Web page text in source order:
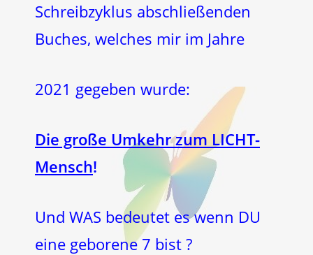
Schreibzyklus abschließenden
Buches, welches mir im Jahre
2021 gegeben wurde:
Die große Umkehr zum LICHT-
Mensch!
Und WAS bedeutet es wenn DU
eine geborene 7 bist ?